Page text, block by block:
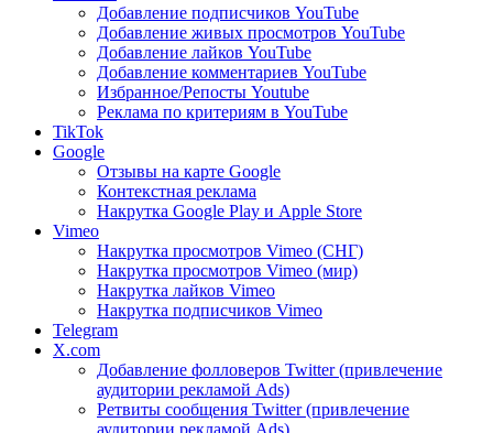
Добавление подписчиков YouTube
Добавление живых просмотров YouTube
Добавление лайков YouTube
Добавление комментариев YouTube
Избранное/Репосты Youtube
Реклама по критериям в YouTube
TikTok
Google
Отзывы на карте Google
Контекстная реклама
Накрутка Google Play и Apple Store
Vimeo
Накрутка просмотров Vimeo (СНГ)
Накрутка просмотров Vimeo (мир)
Накрутка лайков Vimeo
Накрутка подписчиков Vimeo
Telegram
X.com
Добавление фолловеров Twitter (привлечение
аудитории рекламой Ads)
Ретвиты сообщения Twitter (привлечение
аудитории рекламой Ads)